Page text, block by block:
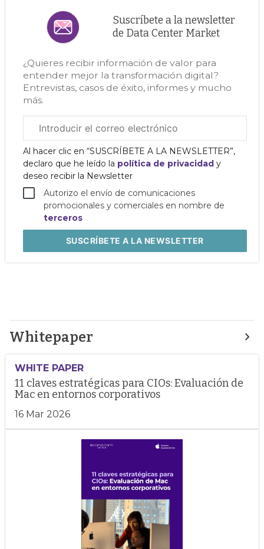
Suscríbete a la newsletter
de Data Center Market
¿Quieres recibir información de valor para
entender mejor la transformación digital?
Entrevistas, casos de éxito, informes y mucho
más.
electrónico
corporativo
Al hacer clic en “SUSCRÍBETE A LA NEWSLETTER”,
declaro que he leído la política de privacidad y
deseo recibir la Newsletter
Autorizo el envío de comunicaciones
promocionales y comerciales en nombre de
terceros
SUSCRÍBETEA LA NEWSLETTER
Whitepaper
WHITE PAPER
11 claves estratégicas para CIOs: Evaluación de
Mac en entornos corporativos
16 Mar 2026